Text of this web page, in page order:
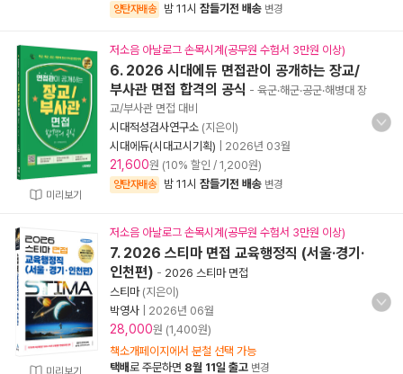
양탄자배송 밤 11시 잠들기전 배송 변경
미리보기
저소음 아날로그 손목시계(공무원 수험서 3만원 이상)
6. 2026 시대에듀 면접관이 공개하는 장교/
부사관 면접 합격의 공식 - 육군·해군·공군·해병대 장
교/부사관 면접 대비
시대적성검사연구소 (지은이)
시대에듀(시대고시기획)
2026년 03월
21,600원 (10% 할인 / 1,200원)
양탄자배송 밤 11시 잠들기전 배송 변경
미리보기
저소음 아날로그 손목시계(공무원 수험서 3만원 이상)
7. 2026 스티마 면접 교육행정직 (서울·경기·
인천편) - 2026 스티마 면접
스티마(지은이)
박영사
2026년 06월
28,000원 (1,400원)
책소개페이지에서 분철 선택 가능
택배로 주문하면 8월 11일 출고 변경